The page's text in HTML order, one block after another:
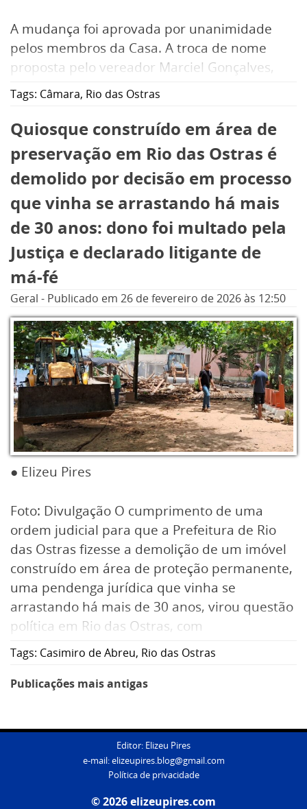
A mudança foi aprovada por unanimidade
pelos membros da Casa. A troca de nome
proposta pelo vereador Marciel Gonçalves,
tem como objetivo homenagear uma figura de
grande relevância política e social para o
município.
Tags: Câmara, Rio das Ostras
Quiosque construído em área de
preservação em Rio das Ostras é
demolido por decisão em processo
que vinha se arrastando há mais
de 30 anos: dono foi multado pela
Justiça e declarado litigante de
má-fé
Geral - Publicado em 26 de fevereiro de 2026às 12:50
● Elizeu Pires
Foto: Divulgação O cumprimento de uma
ordem judicial para que a Prefeitura de Rio
das Ostras fizesse a demolição de um imóvel
construído em área de proteção permanente,
uma pendenga jurídica que vinha se
arrastando há mais de 30 anos, virou questão
política em Rio das Ostras, com
desinformados sobre o assunto atacando
quem nada tem a ver com isso, além da
obrigação de cumprir decisão da Justiça,
que corresponderia hoje a cerca de R$ 3 mil).
Tags: Casimiro de Abreu, Rio das Ostras
Navegação
posts
Publicações mais antigas
Editor: Elizeu Pires
e-mail:elizeupires.blog@gmail.com
Política de privacidade
© 2026 elizeupires.com